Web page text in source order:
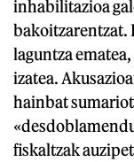
inhabilitazioa
bakoitzarentzat.
laguntza
izatea.
hainbat
fiskaltzak